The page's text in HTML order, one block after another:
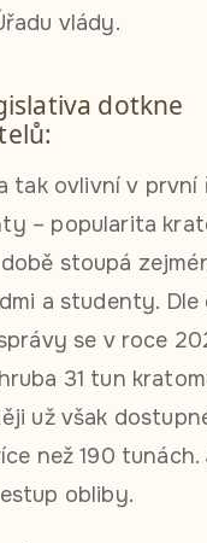
vlády.
dotkne
tak ovlivní v první
– popularita
stoupá
a studenty.
se v roce
31 tun
už však
než 190
obliby.